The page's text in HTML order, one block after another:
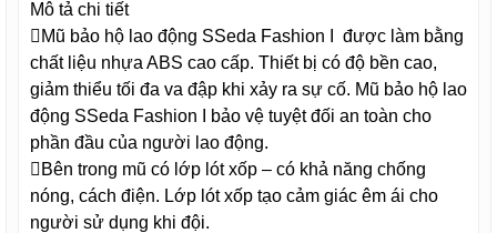
Mô tả chi tiết
Mũ bảo hộ lao động SSeda Fashion I được làm bằng
chất liệu nhựa ABS cao cấp. Thiết bị có độ bền cao,
giảm thiểu tối đa va đập khi xảy ra sự cố. Mũ bảo hộ lao
động SSeda Fashion I bảo vệ tuyệt đối an toàn cho
phần đầu của người lao động.
Bên trong mũ có lớp lót xốp – có khả năng chống
nóng, cách điện. Lớp lót xốp tạo cảm giác êm ái cho
người sử dụng khi đội.